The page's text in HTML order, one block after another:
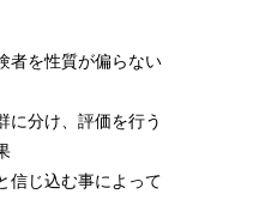
者を性質が偏らない
に分け、評価を行う
信じ込む事によって